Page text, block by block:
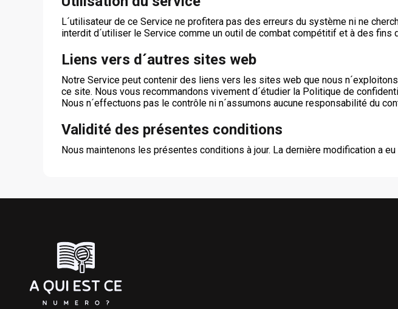
L´utilisateur de ce Service ne profitera pas des erreurs du système ni ne
interdit d´utiliser le Service comme un outil de combat compétitif et à des fins
Liens vers d´autres sites web
Notre Service peut contenir des liens vers les sites web que nous
ce site. Nous vous recommandons vivement d´étudier la Politique de
Nous n´effectuons pas le contrôle ni n´assumons aucune responsabilité du
Validité des présentes conditions
Nous maintenons les présentes conditions à jour. La dernière modification a